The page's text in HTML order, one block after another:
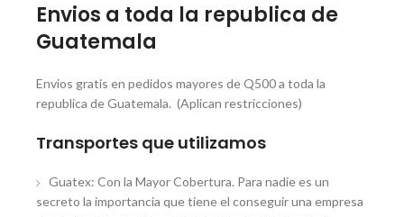
Envios a toda la republica de
Guatemala
Envios gratis en pedidos mayores de Q500 a toda la
republica de Guatemala. (Aplican restricciones)
Transportes que utilizamos
Guatex: Con la Mayor Cobertura. Para nadie es un
secreto la importancia que tiene el conseguir una empresa